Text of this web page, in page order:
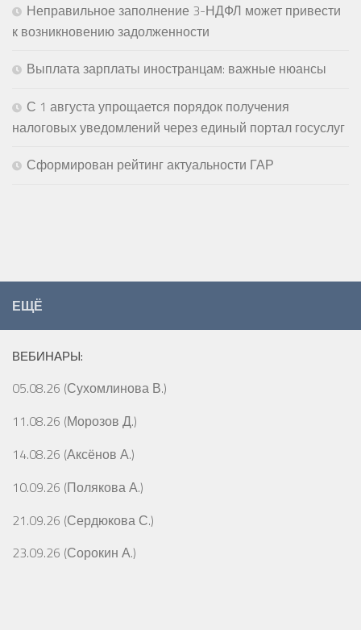
Неправильное заполнение 3-НДФЛ может привести
к возникновению задолженности
Выплата зарплаты иностранцам: важные нюансы
С 1 августа упрощается порядок получения
налоговых уведомлений через единый портал госуслуг
Сформирован рейтинг актуальности ГАР
ЕЩЁ
ВЕБИНАРЫ:
05.08.26 (Сухомлинова В.)
11.08.26 (Морозов Д.)
14.08.26 (Аксёнов А.)
10.09.26 (Полякова А.)
21.09.26 (Сердюкова С.)
23.09.26 (Сорокин А.)